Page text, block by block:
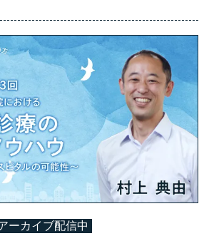
ーカイブ配信中